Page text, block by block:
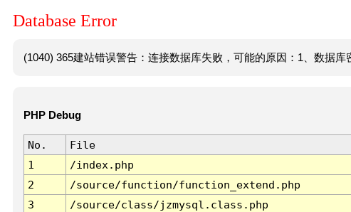
Database Error
(1040) 365建站错误警告：连接数据库失败，可能的原因：1、数据库
PHP Debug
No. File
1
/index.php
2
/source/function/function_extend.php
3
/source/class/jzmysql.class.php